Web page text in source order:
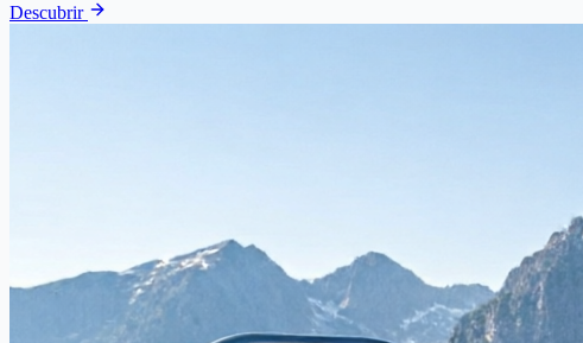
Descubrir